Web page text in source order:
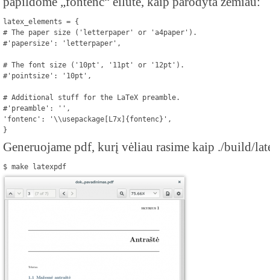
latex_elements = {
# The paper size ('letterpaper' or 'a4paper').
#'papersize': 'letterpaper',
# The font size ('10pt', '11pt' or '12pt').
#'pointsize': '10pt',
# Additional stuff for the LaTeX preamble.
#'preamble': '',
'fontenc': '\\usepackage[L7x]{fontenc}',
}
Generuojame pdf, kurį vėliau rasime kaip ./build/
$ make latexpdf